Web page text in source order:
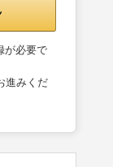
が必要で
進みくだ